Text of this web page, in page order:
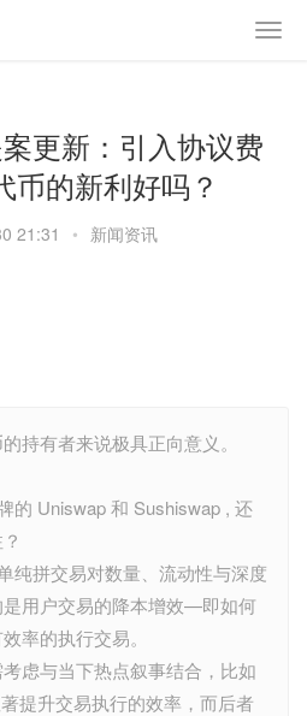
更新：引入协议费
币的新利好吗？
21:31 • 新闻资讯
持有者来说极具正向意义。
的 Uniswap 和 Sushiswap , 还
纯拼交易对数量、流动性与深度
用户交易的降本增效—即如何
率的执行交易。
虑与当下热点叙事结合，比如
提升交易执行的效率，而后者